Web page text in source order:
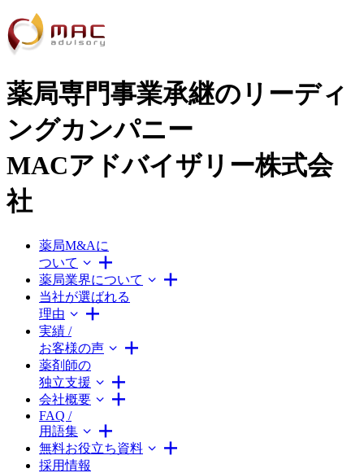
薬局専門事業承継のリーディ
ングカンパニー
MACアドバイザリー株式会
社
薬局M&Aに
ついて
薬局業界について
当社が選ばれる
理由
実績 /
お客様の声
薬剤師の
独立支援
会社概要
FAQ /
用語集
無料お役立ち資料
採用情報